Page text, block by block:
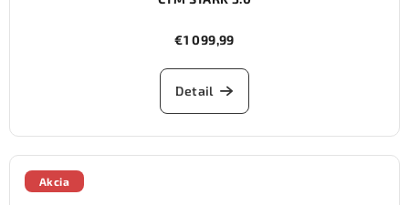
€1 099,99
Detail
Akcia